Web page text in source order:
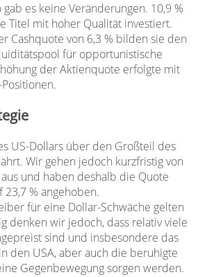
es keine Veränderungen. 10,9 %
Titel mit hoher Qualität investiert.
Cashquote von 6,3 % bilden sie den
für opportunistische
der Aktienquote erfolgte mit
US-Dollars über den Großteil des
Wir gehen jedoch kurzfristig von
und haben deshalb die Quote
% angehoben.
für eine Dollar-Schwäche gelten
denken wir jedoch, dass relativ viele
sind und insbesondere das
den USA, aber auch die beruhigte
Gegenbewegung sorgen werden.